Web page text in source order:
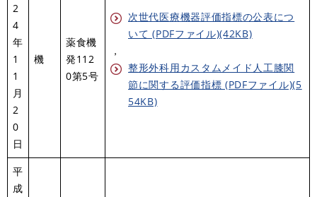
2
4
年
1
1
月
2
0
日
機
薬食機
発112
0第5号
次世代医療機器評価指標の公表につ
いて (PDFファイル)(42KB)
，
整形外科用カスタムメイド人工膝関
節に関する評価指標 (PDFファイル)(5
54KB)
平
成